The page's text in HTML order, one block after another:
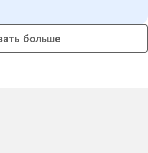
больше